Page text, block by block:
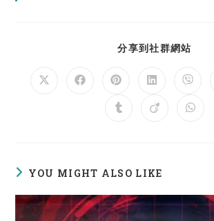
分享到社群網站
Opens
Opens Opens
a
new
Opens
a
new
Opens
a
new
Opens Opens Opens
YOU MIGHT ALSO LIKE